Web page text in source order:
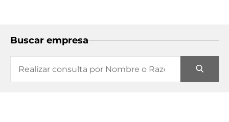
Buscar empresa